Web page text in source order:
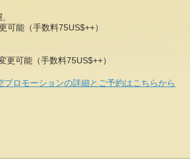
能（手数料75US$++）
可能（手数料75US$++）
プロモーションの詳細とご予約はこちらから